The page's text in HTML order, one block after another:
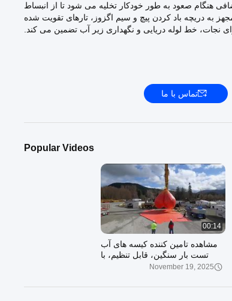
هنگام صعود به طور خودکار تخلیه می شود تا از انبساط
به دریچه باد کردن پیچ و سیم اگزوز، تارهای تقویت شده
نجات، خط لوله دریایی و نگهداری زیر آب تضمین می کند.
تماس با ما
Popular Videos
00:14
مشاهده تامین کننده کیسه های آب
تست بار سنگین، قابل تنظیم، با
دوام، نمونه رایگان، نمایش
November 19, 2025